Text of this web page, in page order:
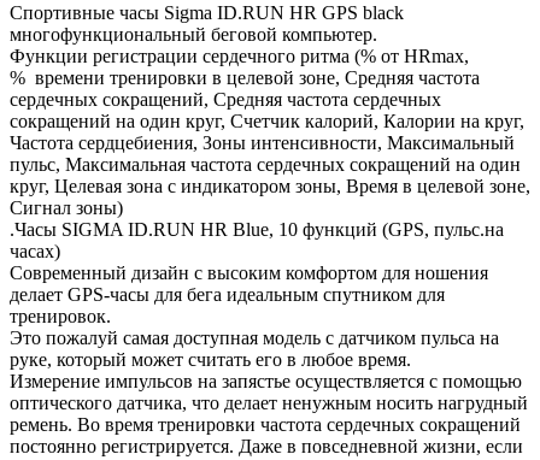
Спортивные часы Sigma ID.RUN HR GPS black
многофункциональный беговой компьютер.
Функции регистрации сердечного ритма (% от HRmax,
% времени тренировки в целевой зоне, Средняя частота
сердечных сокращений, Средняя частота сердечных
сокращений на один круг, Счетчик калорий, Калории на круг,
Частота сердцебиения, Зоны интенсивности, Максимальный
пульс, Максимальная частота сердечных сокращений на один
круг, Целевая зона с индикатором зоны, Время в целевой зоне,
Сигнал зоны)
.Часы SIGMA ID.RUN HR Blue, 10 функций (GPS, пульс.на
часах)
Современный дизайн с высоким комфортом для ношения
делает GPS-часы для бега идеальным спутником для
тренировок.
Это пожалуй самая доступная модель с датчиком пульса на
руке, который может считать его в любое время.
Измерение импульсов на запястье осуществляется с помощью
оптического датчика, что делает ненужным носить нагрудный
ремень. Во время тренировки частота сердечных сокращений
постоянно регистрируется. Даже в повседневной жизни, если